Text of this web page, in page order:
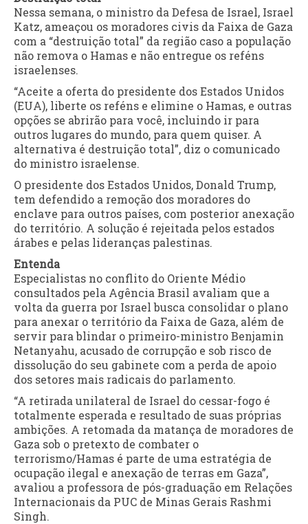
Nessa semana, o ministro da Defesa de Israel, Israel
Katz, ameaçou os moradores civis da Faixa de Gaza
com a “destruição total” da região caso a população
não remova o Hamas e não entregue os reféns
israelenses.
“Aceite a oferta do presidente dos Estados Unidos
(EUA), liberte os reféns e elimine o Hamas, e outras
opções se abrirão para você, incluindo ir para
outros lugares do mundo, para quem quiser. A
alternativa é destruição total”, diz o comunicado
do ministro israelense.
O presidente dos Estados Unidos, Donald Trump,
tem defendido a remoção dos moradores do
enclave para outros países, com posterior anexação
do território. A solução é rejeitada pelos estados
árabes e pelas lideranças palestinas.
Entenda
Especialistas no conflito do Oriente Médio
consultados pela Agência Brasil avaliam que a
volta da guerra por Israel busca consolidar o plano
para anexar o território da Faixa de Gaza, além de
servir para blindar o primeiro-ministro Benjamin
Netanyahu, acusado de corrupção e sob risco de
dissolução do seu gabinete com a perda de apoio
dos setores mais radicais do parlamento.
“A retirada unilateral de Israel do cessar-fogo é
totalmente esperada e resultado de suas próprias
ambições. A retomada da matança de moradores de
Gaza sob o pretexto de combater o
terrorismo/Hamas é parte de uma estratégia de
ocupação ilegal e anexação de terras em Gaza”,
avaliou a professora de pós-graduação em Relações
Internacionais da PUC de Minas Gerais Rashmi
Singh.